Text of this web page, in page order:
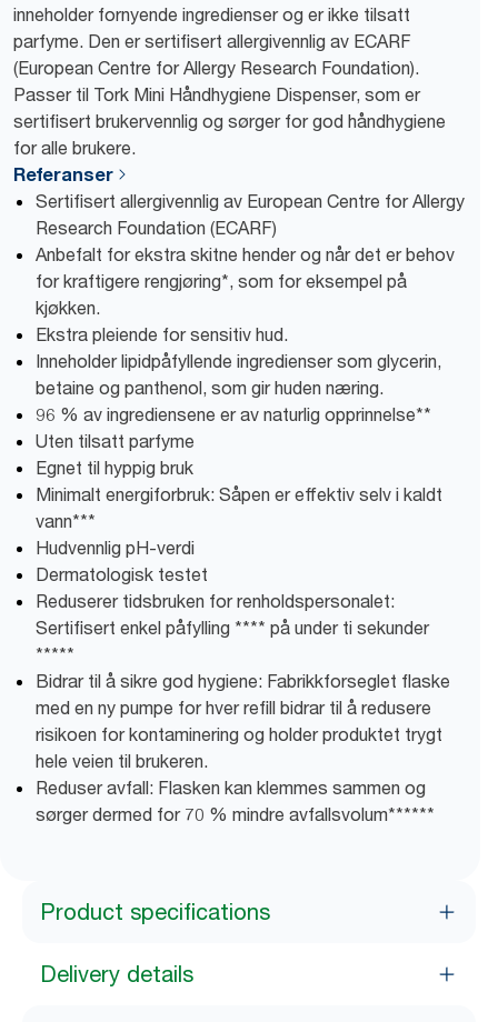
inneholder fornyende ingredienser og er ikke tilsatt
parfyme. Den er sertifisert allergivennlig av ECARF
(European Centre for Allergy Research Foundation).
Passer til Tork Mini Håndhygiene Dispenser, som er
sertifisert brukervennlig og sørger for god håndhygiene
for alle brukere.
Referanser
Sertifisert allergivennlig av European Centre for Allergy
Research Foundation (ECARF)
Anbefalt for ekstra skitne hender og når det er behov
for kraftigere rengjøring*, som for eksempel på
kjøkken.
Ekstra pleiende for sensitiv hud.
Inneholder lipidpåfyllende ingredienser som glycerin,
betaine og panthenol, som gir huden næring.
96 % av ingrediensene er av naturlig opprinnelse**
Uten tilsatt parfyme
Egnet til hyppig bruk
Minimalt energiforbruk: Såpen er effektiv selv i kaldt
vann***
Hudvennlig pH-verdi
Dermatologisk testet
Reduserer tidsbruken for renholdspersonalet:
Sertifisert enkel påfylling **** på under ti sekunder
*****
Bidrar til å sikre god hygiene: Fabrikkforseglet flaske
med en ny pumpe for hver refill bidrar til å redusere
risikoen for kontaminering og holder produktet trygt
hele veien til brukeren.
Reduser avfall: Flasken kan klemmes sammen og
sørger dermed for 70 % mindre avfallsvolum******
Product specifications
Delivery details